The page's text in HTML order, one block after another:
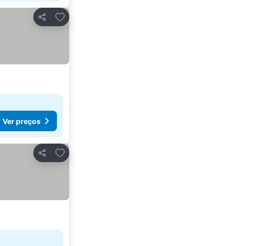
Partilhar
Adicionar aos favoritos
Ver preços
Partilhar
Adicionar aos favoritos